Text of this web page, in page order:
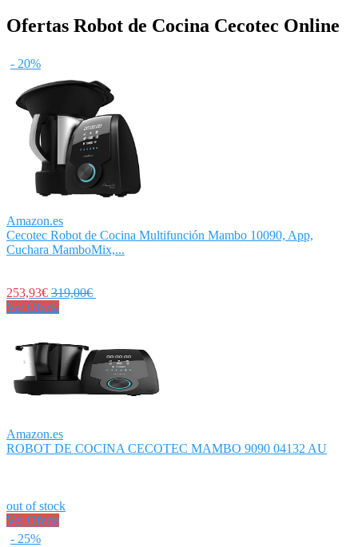
Ofertas Robot de Cocina Cecotec Online
- 20%
Amazon.es
Cecotec Robot de Cocina Multifunción Mambo 10090, App,
Cuchara MamboMix,...
253,93€ 319,00€
Ver Oferta
Amazon.es
ROBOT DE COCINA CECOTEC MAMBO 9090 04132 AU
out of stock
Ver Oferta
- 25%